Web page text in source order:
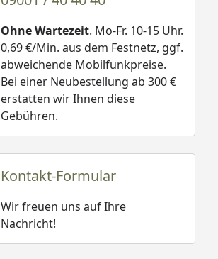
Ohne Wartezeit. Mo-Fr. 10-15 Uhr.
0,69 €/Min. aus dem Festnetz, ggf.
abweichende Mobilfunkpreise.
Bei einer Neubestellung ab 300 €
erstatten wir Ihnen diese
Gebühren.
Kontakt-Formular
Wir freuen uns auf Ihre
Nachricht!